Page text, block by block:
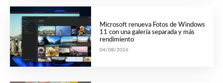
Microsoft renueva Fotos de Windows
11 con una galería separada y más
rendimiento
04/08/2026